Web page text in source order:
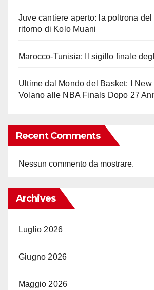
Juve cantiere aperto: la poltrona
ritorno di Kolo Muani
Marocco-Tunisia: Il sigillo finale
Ultime dal Mondo del Basket: I
Volano alle NBA Finals Dopo 27
Recent Comments
Nessun commento da mostrare.
Archives
Luglio 2026
Giugno 2026
Maggio 2026